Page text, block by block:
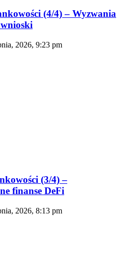
(4/4) – Wyzwania
2026, 9:23 pm
(3/4) –
finanse DeFi
2026, 8:13 pm